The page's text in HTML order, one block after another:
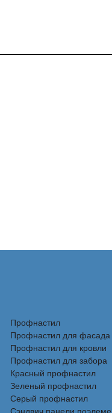
Профнастил
Профнастил для фасада
Профнастил для кровли
Профнастил для забора
Красный профнастил
Зеленый профнастил
Серый профнастил